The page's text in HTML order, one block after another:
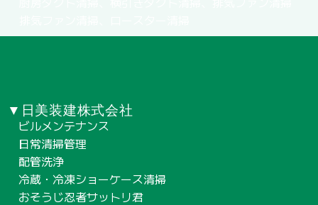
▼日美装建株式会社
ビルメンテナンス
日常清掃管理
配管洗浄
冷蔵・冷凍ショーケース清掃
おそうじ忍者サットリ君